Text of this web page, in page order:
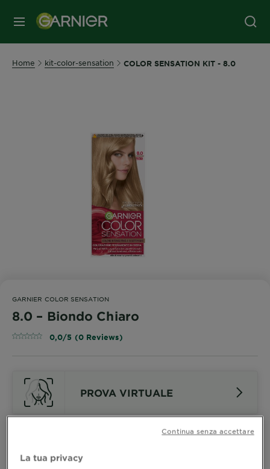
MENU
Home kit-color-sensation COLOR SENSATION KIT - 8.0
GARNIER COLOR SENSATION
8.0 – Biondo Chiaro
0,0/5 (0 Reviews)
PROVA VIRTUALE
La tua privacy
Continua senza accettare